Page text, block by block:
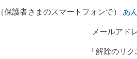
（保護者さまのスマートフォンで） あ
メールアド
「解除のリ